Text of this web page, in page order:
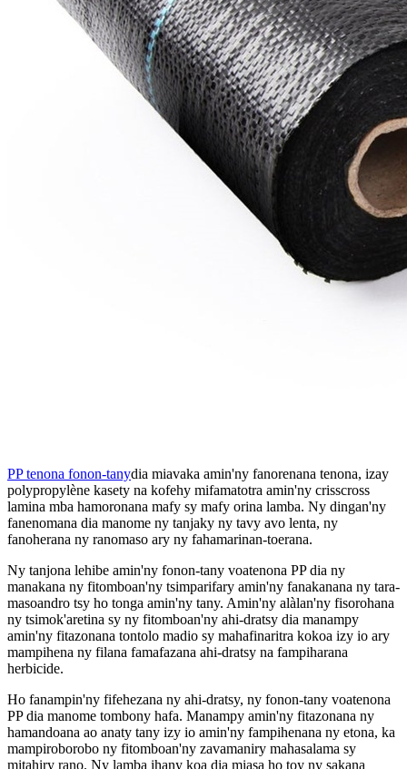
PP tenona fonon-tanydia miavaka amin'ny fanorenana tenona, izay
polypropylène kasety na kofehy mifamatotra amin'ny crisscross
lamina mba hamoronana mafy sy mafy orina lamba. Ny dingan'ny
fanenomana dia manome ny tanjaky ny tavy avo lenta, ny
fanoherana ny ranomaso ary ny fahamarinan-toerana.
Ny tanjona lehibe amin'ny fonon-tany voatenona PP dia ny
manakana ny fitomboan'ny tsimparifary amin'ny fanakanana ny tara-
masoandro tsy ho tonga amin'ny tany. Amin'ny alàlan'ny fisorohana
ny tsimok'aretina sy ny fitomboan'ny ahi-dratsy dia manampy
amin'ny fitazonana tontolo madio sy mahafinaritra kokoa izy io ary
mampihena ny filana famafazana ahi-dratsy na fampiharana
herbicide.
Ho fanampin'ny fifehezana ny ahi-dratsy, ny fonon-tany voatenona
PP dia manome tombony hafa. Manampy amin'ny fitazonana ny
hamandoana ao anaty tany izy io amin'ny fampihenana ny etona, ka
mampiroborobo ny fitomboan'ny zavamaniry mahasalama sy
mitahiry rano. Ny lamba ihany koa dia miasa ho toy ny sakana